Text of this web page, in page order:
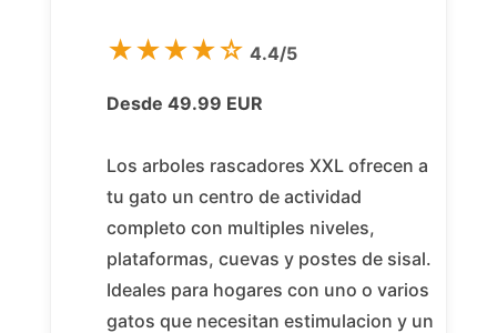
★★★★☆ 4.4/5
Desde 49.99 EUR
Los arboles rascadores XXL ofrecen a
tu gato un centro de actividad
completo con multiples niveles,
plataformas, cuevas y postes de sisal.
Ideales para hogares con uno o varios
gatos que necesitan estimulacion y un